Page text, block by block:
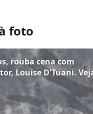
foto
rouba cena com
Louise D'Tuani.